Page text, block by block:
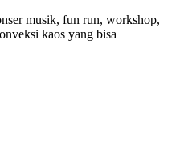
musik, fun run, workshop,
kaos yang bisa